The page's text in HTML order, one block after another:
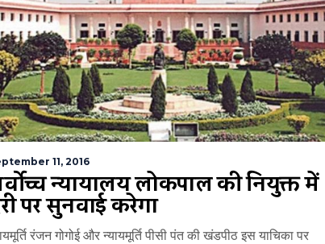
11, 2016
न्यायालय लोकपाल की नियुक्ति में
पर सुनवाई करेगा
रंजन गोगोई और न्यायमूर्ति पीसी पंत की खंडपीठ इस याचिका पर